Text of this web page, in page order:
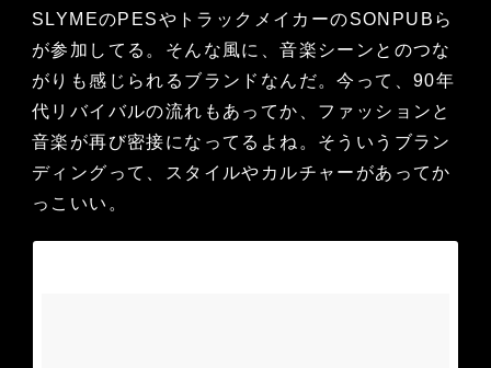
SLYMEのPESやトラックメイカーのSONPUBら
が参加してる。そんな風に、音楽シーンとのつな
がりも感じられるブランドなんだ。今って、90年
代リバイバルの流れもあってか、ファッションと
音楽が再び密接になってるよね。そういうブラン
ディングって、スタイルやカルチャーがあってか
っこいい。